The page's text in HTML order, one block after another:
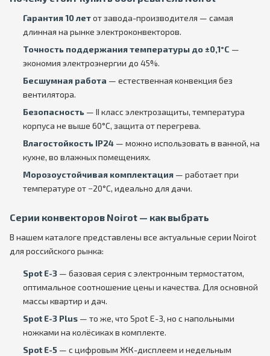
Гарантия 10 летот завода-производителя — самая
длинная на рынке электроконвекторов.
Точность поддержания температуры до ±0,1°C —
экономия электроэнергии до 45%.
Бесшумная работа — естественная конвекция без
вентилятора.
Безопасность — II класс электрозащиты, температура
корпуса не выше 60°C, защита от перегрева.
Влагостойкость IP24 — можно использовать в ванной, на
кухне, во влажных помещениях.
Морозоустойчивая комплектация — работает при
температуре от −20°C, идеально для дачи.
Серии конвекторов Noirot — как выбрать
В нашем каталоге представлены все актуальные серии Noirot
для российского рынка:
Spot E-3 — базовая серия с электронным термостатом,
оптимальное соотношение цены и качества. Для основной
массы квартир и дач.
Spot E-3 Plus — то же, что Spot E-3, но с напольными
ножками на колёсиках в комплекте.
Spot E-5 — с цифровым ЖК-дисплеем и недельным